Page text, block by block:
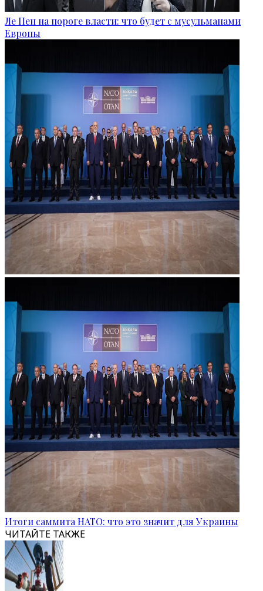
Ле Пен на пороге власти: что будет с мусульманами
Европы
Итоги саммита НАТО: что это значит для Украины
ЧИТАЙТЕ ТАКЖЕ